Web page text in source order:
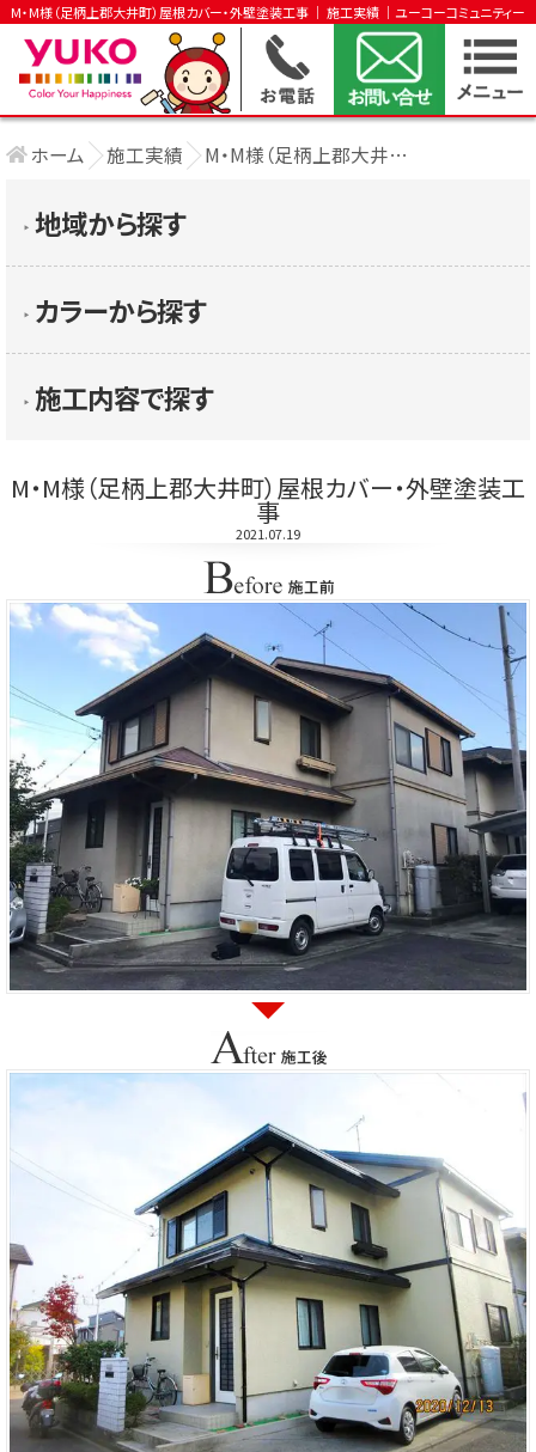
M・M様（足柄上郡大井町）屋根カバー・外壁塗装工事 │ 施工実績 │ユーコーコミュニティー
ホーム 施工実績 M・M様（足柄上郡大井町）屋根カバー・外壁 ....
▶︎ 施工内容で探す
▶︎ カラーから探す
▶︎ 地域から探す
M・M様（足柄上郡大井町）屋根カバー・外壁塗装工
事
2021.07.19